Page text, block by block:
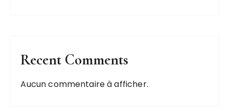
Recent Comments
Aucun commentaire à afficher.